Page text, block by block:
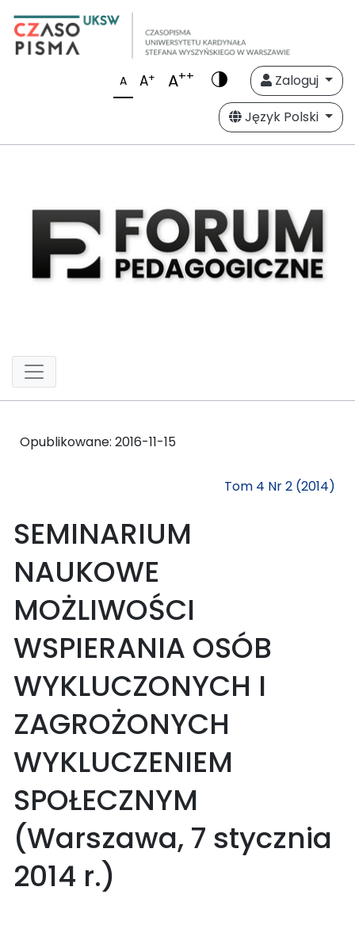
A A+ A++
Zaloguj
Język Polski
Opublikowane: 2016-11-15
Tom 4 Nr 2 (2014)
SEMINARIUM
NAUKOWE
MOŻLIWOŚCI
WSPIERANIA OSÓB
WYKLUCZONYCH I
ZAGROŻONYCH
WYKLUCZENIEM
SPOŁECZNYM
(Warszawa, 7 stycznia
2014 r.)